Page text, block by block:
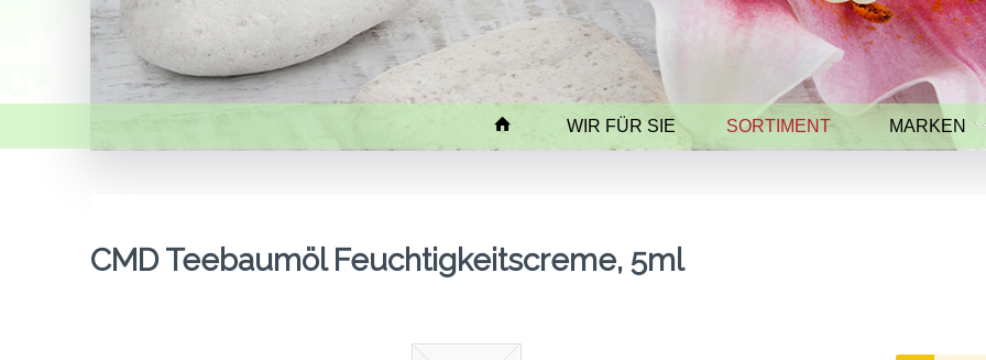
WIR FÜR SIE SORTIMENT MARKEN
CMD Teebaumöl Feuchtigkeitscreme, 5ml